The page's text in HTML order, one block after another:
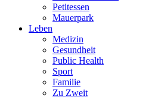
Petitessen
Mauerpark
Leben
Medizin
Gesundheit
Public Health
Sport
Familie
Zu Zweit